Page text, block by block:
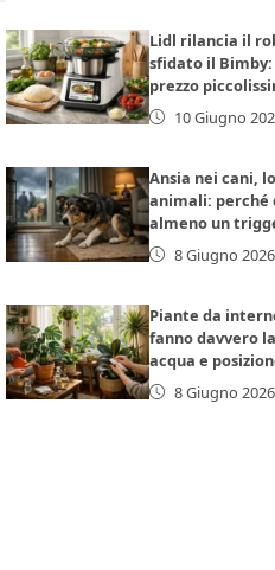
Lidl rilancia il
sfidato il
prezzo
10 Giugno
Ansia nei cani,
animali:
almeno un
8 Giugno 2026
Piante da
fanno davvero
acqua e
8 Giugno 2026